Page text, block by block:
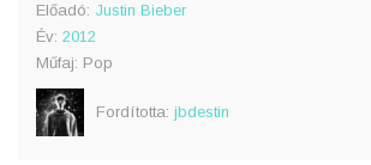
Előadó: Justin Bieber
Év: 2012
Műfaj: Pop
Fordította: jbdestin